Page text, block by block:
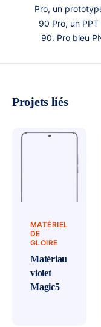
Pro, un
90 Pro, un
90. Pro bleu
Projets liés
MATÉRIEL
DE
GLOIRE
Matériau
violet
Magic5